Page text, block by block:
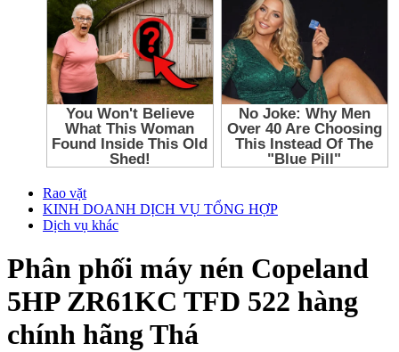
Rao vặt
KINH DOANH DỊCH VỤ TỔNG HỢP
Dịch vụ khác
Phân phối máy nén Copeland
5HP ZR61KC TFD 522 hàng
chính hãng Thá